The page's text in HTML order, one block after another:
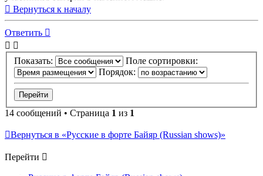
Вернуться к началу
Ответить
Показать:
Поле сортировки:
Порядок:
14 сообщений • Страница 1 из 1
Вернуться в «Русские в форте Байяр (Russian shows)»
Перейти